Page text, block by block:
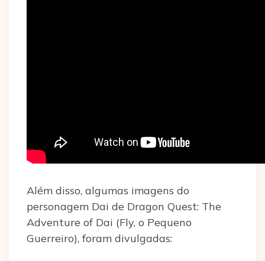
Além disso, algumas imagens do
personagem Dai de Dragon Quest: The
Adventure of Dai (Fly, o Pequeno
Guerreiro), foram divulgadas: